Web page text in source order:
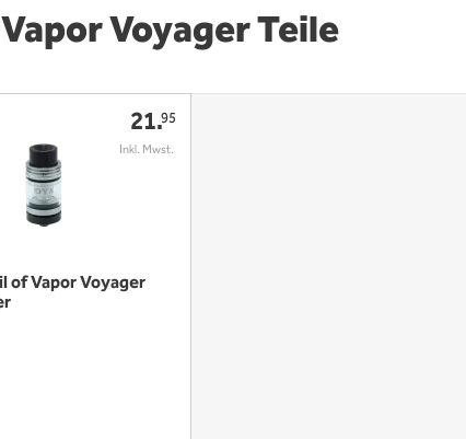
Voyager Teile
21.95
of Vapor Voyager